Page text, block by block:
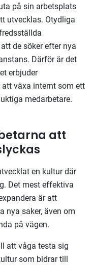
på sin arbetsplats
utvecklas. Otydliga
de söker efter nya
Därför är det
erbjuder
växa internt som ett
medarbetare.
att
en kultur där
Det mest effektiva
är att
nya saker, även om
på vägen.
att våga testa sig
som bidrar till